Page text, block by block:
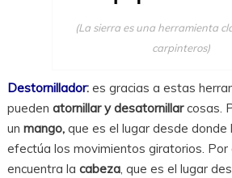
(La sierra es una herramienta
carpinteros)
Destornillador:es gracias a estas
pueden atornillar y desatornillarcosas.
un mango,que es el lugar desde donde
efectúa los movimientos giratorios.
encuentra la cabeza, que es el lugar